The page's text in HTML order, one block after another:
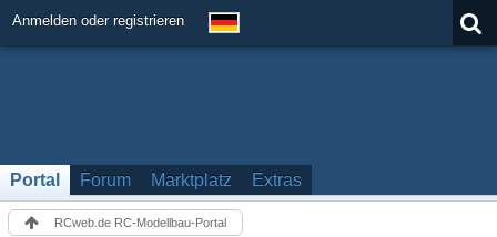
Anmelden oder registrieren
Portal Forum Marktplatz Extras
RCweb.de RC-Modellbau-Portal